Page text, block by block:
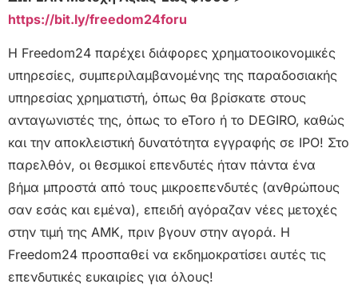
https://bit.ly/freedom24foru
Η Freedom24 παρέχει διάφορες χρηματοοικονομικές
υπηρεσίες, συμπεριλαμβανομένης της παραδοσιακής
υπηρεσίας χρηματιστή, όπως θα βρίσκατε στους
ανταγωνιστές της, όπως το eToro ή το DEGIRO, καθώς
και την αποκλειστική δυνατότητα εγγραφής σε IPO! Στο
παρελθόν, οι θεσμικοί επενδυτές ήταν πάντα ένα
βήμα μπροστά από τους μικροεπενδυτές (ανθρώπους
σαν εσάς και εμένα), επειδή αγόραζαν νέες μετοχές
στην τιμή της ΑΜΚ, πριν βγουν στην αγορά. Η
Freedom24 προσπαθεί να εκδημοκρατίσει αυτές τις
επενδυτικές ευκαιρίες για όλους!